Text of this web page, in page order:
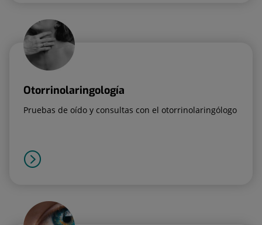
Otorrinolaringología
Pruebas de oído y consultas con el otorrinolaringólogo